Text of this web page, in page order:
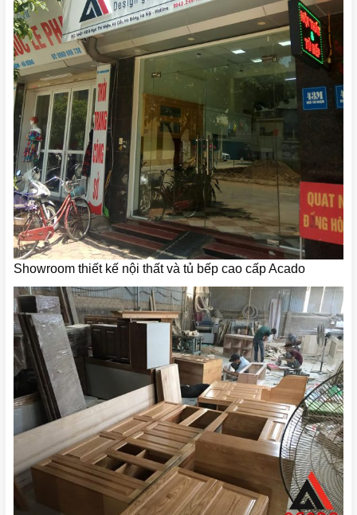
Showroom thiết kế nội thất và tủ bếp cao cấp Acado